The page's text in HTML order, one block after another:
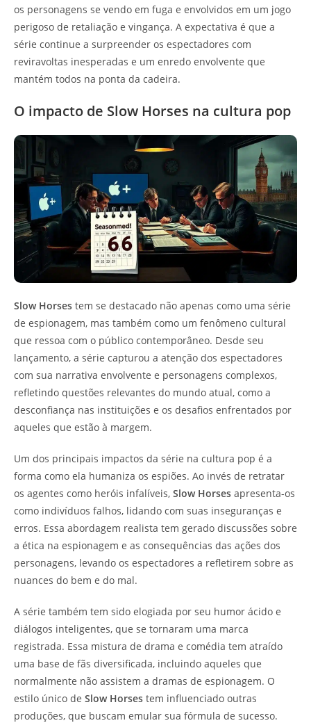
os personagens se vendo em fuga e envolvidos em um jogo
perigoso de retaliação e vingança. A expectativa é que a
série continue a surpreender os espectadores com
reviravoltas inesperadas e um enredo envolvente que
mantém todos na ponta da cadeira.
O impacto de Slow Horses na cultura pop
Slow Horses tem se destacado não apenas como uma série
de espionagem, mas também como um fenômeno cultural
que ressoa com o público contemporâneo. Desde seu
lançamento, a série capturou a atenção dos espectadores
com sua narrativa envolvente e personagens complexos,
refletindo questões relevantes do mundo atual, como a
desconfiança nas instituições e os desafios enfrentados por
aqueles que estão à margem.
Um dos principais impactos da série na cultura pop é a
forma como ela humaniza os espiões. Ao invés de retratar
os agentes como heróis infalíveis, Slow Horses apresenta-os
como indivíduos falhos, lidando com suas inseguranças e
erros. Essa abordagem realista tem gerado discussões sobre
a ética na espionagem e as consequências das ações dos
personagens, levando os espectadores a refletirem sobre as
nuances do bem e do mal.
A série também tem sido elogiada por seu humor ácido e
diálogos inteligentes, que se tornaram uma marca
registrada. Essa mistura de drama e comédia tem atraído
uma base de fãs diversificada, incluindo aqueles que
normalmente não assistem a dramas de espionagem. O
estilo único de Slow Horses tem influenciado outras
produções, que buscam emular sua fórmula de sucesso.